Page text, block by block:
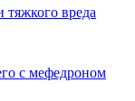
вреда
с мефедроном